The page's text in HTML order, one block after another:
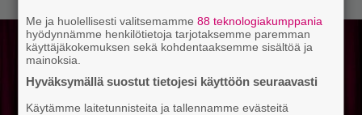
Me ja huolellisesti valitsemamme88 teknologiakumppania
hyödynnämme henkilötietoja tarjotaksemme paremman
käyttäjäkokemuksen sekä kohdentaaksemme sisältöä ja
mainoksia.
Hyväksymällä suostut tietojesi käyttöön seuraavasti
Käytämme laitetunnisteita ja tallennamme evästeitä